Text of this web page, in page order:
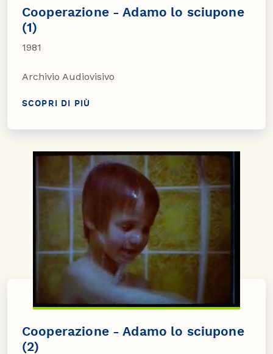
Cooperazione - Adamo lo sciupone
(1)
1981
Archivio Audiovisivo
SCOPRI DI PIÙ
Cooperazione - Adamo lo sciupone
(2)